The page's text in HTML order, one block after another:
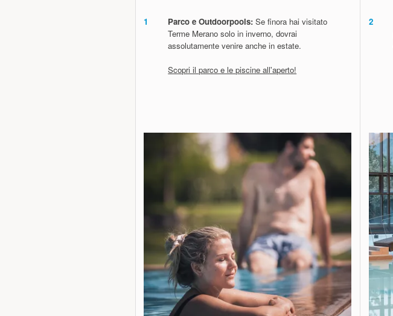
1 Parco e Outdoorpools: Se finora hai visitato
Terme Merano solo in inverno, dovrai
assolutamente venire anche in estate.
Scopri il parco e le piscine all'aperto!
2